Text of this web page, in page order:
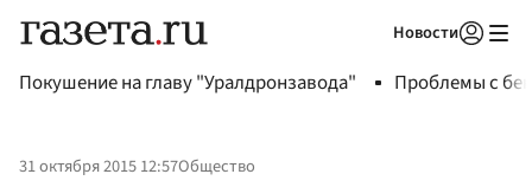
Новости
Покушение на главу "Уралдронзавода" Проблемы с
31 октября 2015 12:57Общество